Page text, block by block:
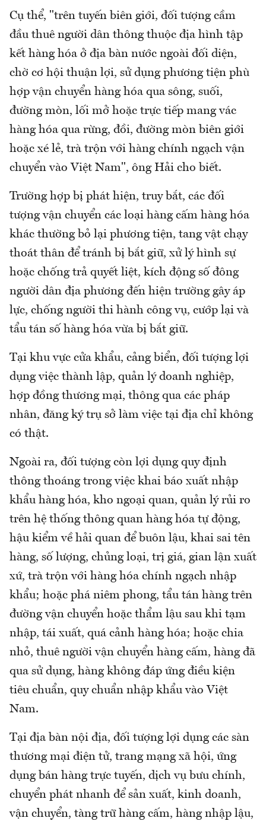
Cụ thể, "trên tuyến biên giới, đối tượng cầm
đầu thuê người dân thông thuộc địa hình tập
kết hàng hóa ở địa bàn nước ngoài đối diện,
chờ cơ hội thuận lợi, sử dụng phương tiện phù
hợp vận chuyển hàng hóa qua sông, suối,
đường mòn, lối mở hoặc trực tiếp mang vác
hàng hóa qua rừng, đồi, đường mòn biên giới
hoặc xé lẻ, trà trộn với hàng chính ngạch vận
chuyển vào Việt Nam", ông Hải cho biết.
Trường hợp bị phát hiện, truy bắt, các đối
tượng vận chuyển các loại hàng cấm hàng hóa
khác thường bỏ lại phương tiện, tang vật chạy
thoát thân để tránh bị bắt giữ, xử lý hình sự
hoặc chống trả quyết liệt, kích động số đông
người dân địa phương đến hiện trường gây áp
lực, chống người thi hành công vụ, cướp lại và
tẩu tán số hàng hóa vừa bị bắt giữ.
Tại khu vực cửa khẩu, cảng biển, đối tượng lợi
dụng việc thành lập, quản lý doanh nghiệp,
hợp đồng thương mại, thông qua các pháp
nhân, đăng ký trụ sở làm việc tại địa chỉ không
có thật.
Ngoài ra, đối tượng còn lợi dụng quy định
thông thoáng trong việc khai báo xuất nhập
khẩu hàng hóa, kho ngoại quan, quản lý rủi ro
trên hệ thống thông quan hàng hóa tự động,
hậu kiểm về hải quan để buôn lậu, khai sai tên
hàng, số lượng, chủng loại, trị giá, gian lận xuất
xứ, trà trộn với hàng hóa chính ngạch nhập
khẩu; hoặc phá niêm phong, tẩu tán hàng trên
đường vận chuyển hoặc thẩm lậu sau khi tạm
nhập, tái xuất, quá cảnh hàng hóa; hoặc chia
nhỏ, thuê người vận chuyển hàng cấm, hàng đã
qua sử dụng, hàng không đáp ứng điều kiện
tiêu chuẩn, quy chuẩn nhập khẩu vào Việt
Nam.
Tại địa bàn nội địa, đối tượng lợi dụng các sàn
thương mại điện tử, trang mạng xã hội, ứng
dụng bán hàng trực tuyến, dịch vụ bưu chính,
chuyển phát nhanh để sản xuất, kinh doanh,
vận chuyển, tàng trữ hàng cấm, hàng nhập lậu,